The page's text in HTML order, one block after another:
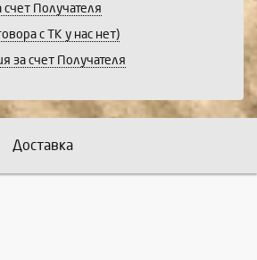
Получателя
с ТК у нас нет)
за счет Получателя
Доставка